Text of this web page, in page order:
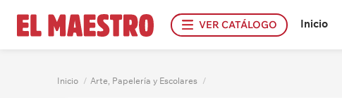
VER CATÁLOGO Inicio
Inicio / Arte, Papelería y Escolares /